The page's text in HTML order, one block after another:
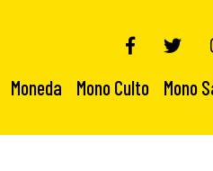
Moneda Mono Culto Mono